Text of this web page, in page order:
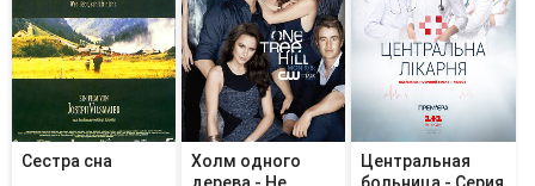
Сестра сна
Холм одного
Центральная